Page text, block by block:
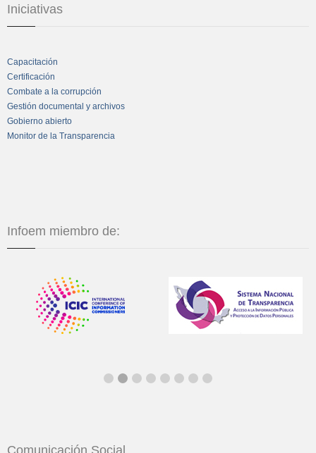
Iniciativas
Capacitación
Certificación
Combate a la corrupción
Gestión documental y archivos
Gobierno abierto
Monitor de la Transparencia
Infoem miembro de:
Comunicación Social